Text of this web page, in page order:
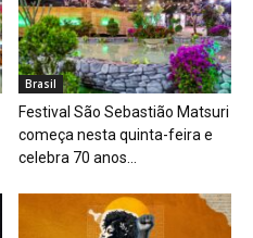
Brasil
Festival São Sebastião Matsuri
começa nesta quinta-feira e
celebra 70 anos...